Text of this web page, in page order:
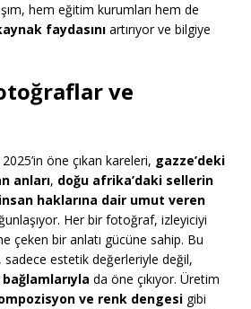
hem eğitim kurumları hem de
faydasını artırıyor ve bilgiye
ve
öne çıkan kareleri, gazze’deki
anları, doğu afrika’daki sellerin
insan haklarına dair umut veren
Her bir fotoğraf, izleyiciyi
çeken bir anlatı gücüne sahip. Bu
estetik değerleriyle değil,
da öne çıkıyor. Üretim
ve renk dengesi gibi